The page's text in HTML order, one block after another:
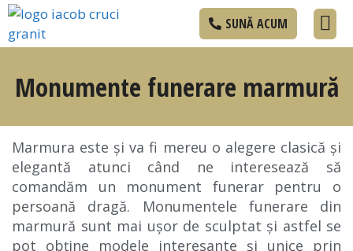
SUNĂ ACUM
Monumente funerare marmură
Marmura este și va fi mereu o alegere clasică și
elegantă atunci când ne interesează să
comandăm un monument funerar pentru o
persoană dragă. Monumentele funerare din
marmură sunt mai ușor de sculptat și astfel se
pot obţine modele interesante și unice prin